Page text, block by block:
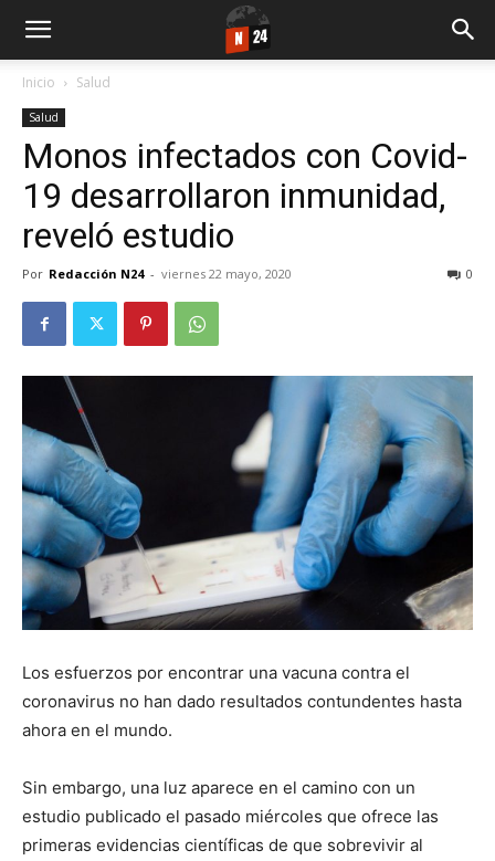
Inicio Salud
Salud
Monos infectados con Covid-
19 desarrollaron inmunidad,
reveló estudio
Por Redacción N24 - viernes 22 mayo, 2020 0
Los esfuerzos por encontrar una vacuna contra el
coronavirus no han dado resultados contundentes hasta
ahora en el mundo.
Sin embargo, una luz aparece en el camino con un
estudio publicado el pasado miércoles que ofrece las
primeras evidencias científicas de que sobrevivir al